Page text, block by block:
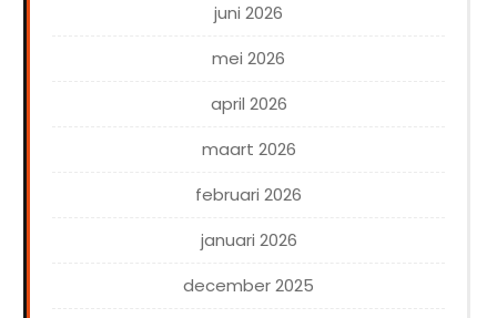
juni 2026
mei 2026
april 2026
maart 2026
februari 2026
januari 2026
december 2025